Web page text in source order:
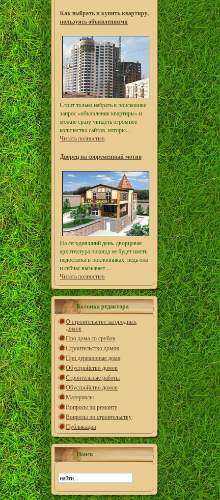
Как выбрать и купить квартиру,
пользуясь объявлениями
Стоит только набрать в поисковике
запрос «объявления квартиры» и
можно сразу увидеть огромное
количество сайтов, которы...
Читать полностью
Дворец на современный мотив
На сегодняшний день, дворцовая
архитектура никогда не будет иметь
недостатка в поклонниках, ведь она
и сейчас вызывает ...
Читать полностью
Колонка редактора
О строительстве загородных
домов
Про дома со срубов
Строительство домов
Про деревянные дома
Обустройство домов
Строительные работы
Обустройство домов
Материалы
Вопросы по ремонту
Вопросы по строительству
Публикации
Поиск